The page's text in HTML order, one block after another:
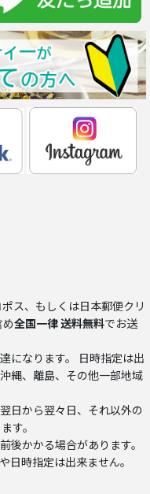
ス、もしくは日本郵便クリ
全国一律 送料無料でお送
になります。 日時指定は出
縄、離島、その他一部地域
日から翌々日、それ以外の
す。
後かかる場合があります。
日時指定は出来ません。